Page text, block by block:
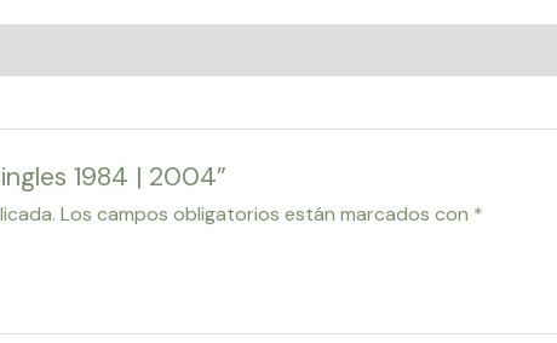
1984 | 2004”
Los campos obligatorios están marcados con *